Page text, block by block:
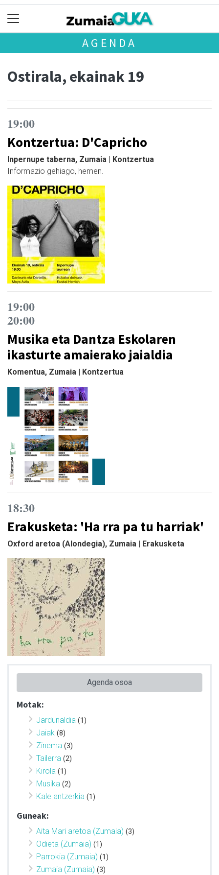
AGENDA
Ostirala, ekainak 19
19:00
Kontzertua: D'Capricho
Inpernupe taberna, Zumaia | Kontzertua
Informazio gehiago, hemen.
19:00
20:00
Musika eta Dantza Eskolaren
ikasturte amaierako jaialdia
Komentua, Zumaia | Kontzertua
18:30
Erakusketa: 'Ha rra pa tu harriak'
Oxford aretoa (Alondegia), Zumaia | Erakusketa
Agenda osoa
Motak:
Jardunaldia (1)
Jaiak (8)
Zinema (3)
Tailerra (2)
Kirola (1)
Musika (2)
Kale antzerkia (1)
Guneak:
Aita Mari aretoa (Zumaia) (3)
Odieta (Zumaia) (1)
Parrokia (Zumaia) (1)
Zumaia (Zumaia) (3)